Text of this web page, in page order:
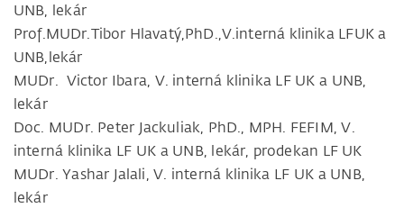
UNB, lekár
Prof.MUDr.Tibor Hlavatý,PhD.,V.interná klinika LFUK a
UNB,lekár
MUDr. Victor Ibara, V. interná klinika LF UK a UNB,
lekár
Doc. MUDr. Peter Jackuliak, PhD., MPH. FEFIM, V.
interná klinika LF UK a UNB, lekár, prodekan LF UK
MUDr. Yashar Jalali, V. interná klinika LF UK a UNB,
lekár